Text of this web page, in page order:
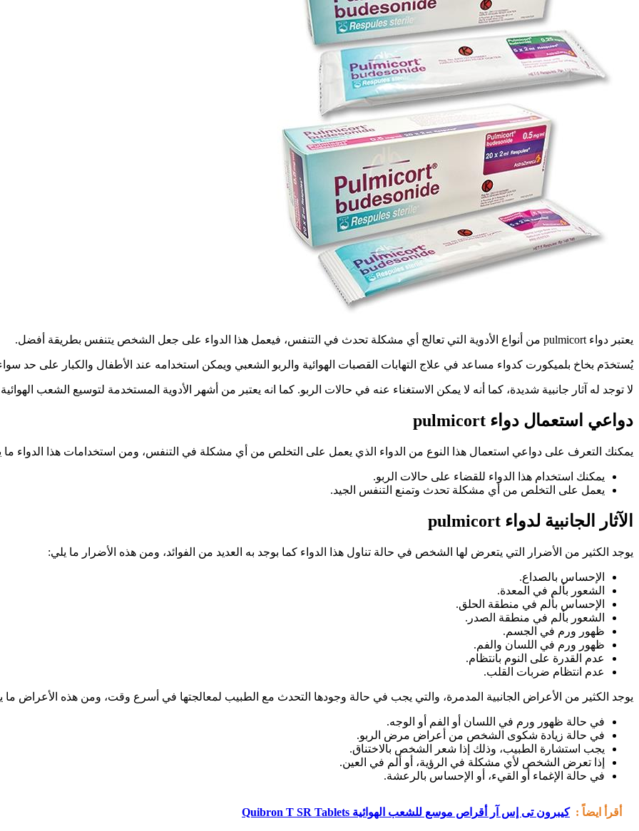
يعتبر دواء pulmicort من أنواع الأدوية التي تعالج أي مشكلة تحدث في التنفس، فيعمل هذا الدواء على جعل الشخص يتنفس بطريقة أفضل.
يُستخدَم بخاخ بلميكورت كدواء مساعد في علاج التهابات القصبات الهوائية والربو الشعبي ويمكن استخدامه عند الأطفال والكبار على
لا توجد له آثار جانبية شديدة، كما أنه لا يمكن الاستغناء عنه في حالات الربو. كما انه يعتبر من أشهر الأدوية المستخدمة لتوسيع الشعب
دواعي استعمال دواء pulmicort
يمكنك التعرف على دواعي استعمال هذا النوع من الدواء الذي يعمل على التخلص من أي مشكلة في التنفس، ومن استخدامات هذا الدواء ما
يمكنك استخدام هذا الدواء للقضاء على حالات الربو.
يعمل على التخلص من أي مشكلة تحدث وتمنع التنفس الجيد.
الآثار الجانبية لدواء pulmicort
يوجد الكثير من الأضرار التي يتعرض لها الشخص في حالة تناول هذا الدواء كما بوجد به العديد من الفوائد، ومن هذه الأضرار ما يلي:
الإحساس بالصداع.
الشعور بألم في المعدة.
الإحساس بألم في منطقة الحلق.
الشعور بألم في منطقة الصدر.
ظهور ورم في الجسم.
ظهور ورم في اللسان والفم.
عدم القدرة على النوم بانتظام.
عدم انتظام ضربات القلب.
يوجد الكثير من الأعراض الجانبية المدمرة، والتي يجب في حالة وجودها التحدث مع الطبيب لمعالجتها في أسرع وقت، ومن هذه الأعراض ما
في حالة ظهور ورم في اللسان أو الفم أو الوجه.
في حالة زيادة شكوى الشخص من أعراض مرض الربو.
يجب استشارة الطبيب، وذلك إذا شعر الشخص بالاختناق.
إذا تعرض الشخص لأي مشكلة في الرؤية، أو ألم في العين.
في حالة الإغماء أو القيء، أو الإحساس بالرعشة.
أقرأ ايضاً : كيبرون تى إس آر أقراص موسع للشعب الهوائية Quibron T SR Tablets